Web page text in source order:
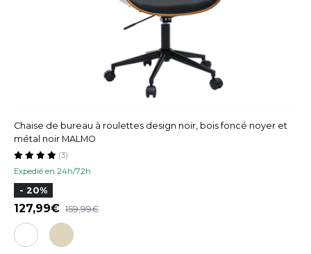
Chaise de bureau à roulettes design noir, bois foncé noyer et
métal noir MALMO
Expedié en 24h/72h
(3)
- 20%
127,99 159,99